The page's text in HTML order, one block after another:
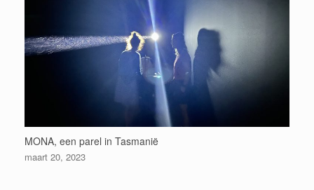
MONA, een parel in Tasmanië
maart 20, 2023